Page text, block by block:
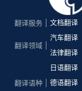
翻译服务 文档翻译
翻译领域
汽车翻译
法律翻译
翻译语种
日语翻译
德语翻译